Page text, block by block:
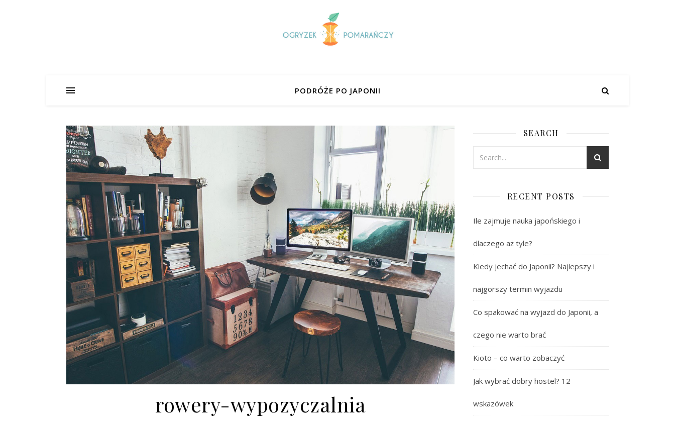
PODRÓŻE PO JAPONII
rowery-wypozyczalnia
SEARCH
RECENT POSTS
Ile zajmuje nauka japońskiego i
dlaczego aż tyle?
Kiedy jechać do Japonii? Najlepszy i
najgorszy termin wyjazdu
Co spakować na wyjazd do Japonii, a
czego nie warto brać
Kioto – co warto zobaczyć
Jak wybrać dobry hostel? 12
wskazówek